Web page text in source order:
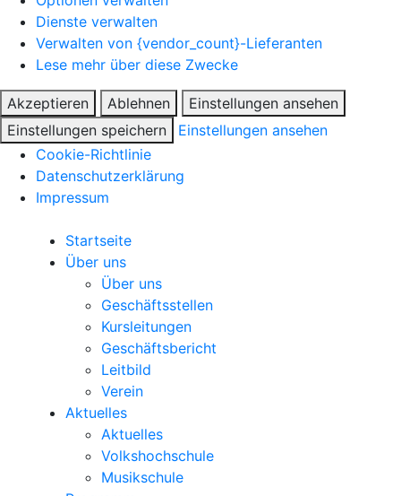
Dienste verwalten
Verwalten von {vendor_count}-Lieferanten
Lese mehr über diese Zwecke
Akzeptieren Ablehnen
Einstellungen ansehen
Einstellungen speichern
Einstellungen ansehen
Cookie-Richtlinie
Datenschutzerklärung
Impressum
Startseite
Über uns
Über uns
Geschäftsstellen
Kursleitungen
Geschäftsbericht
Leitbild
Verein
Aktuelles
Aktuelles
Volkshochschule
Musikschule